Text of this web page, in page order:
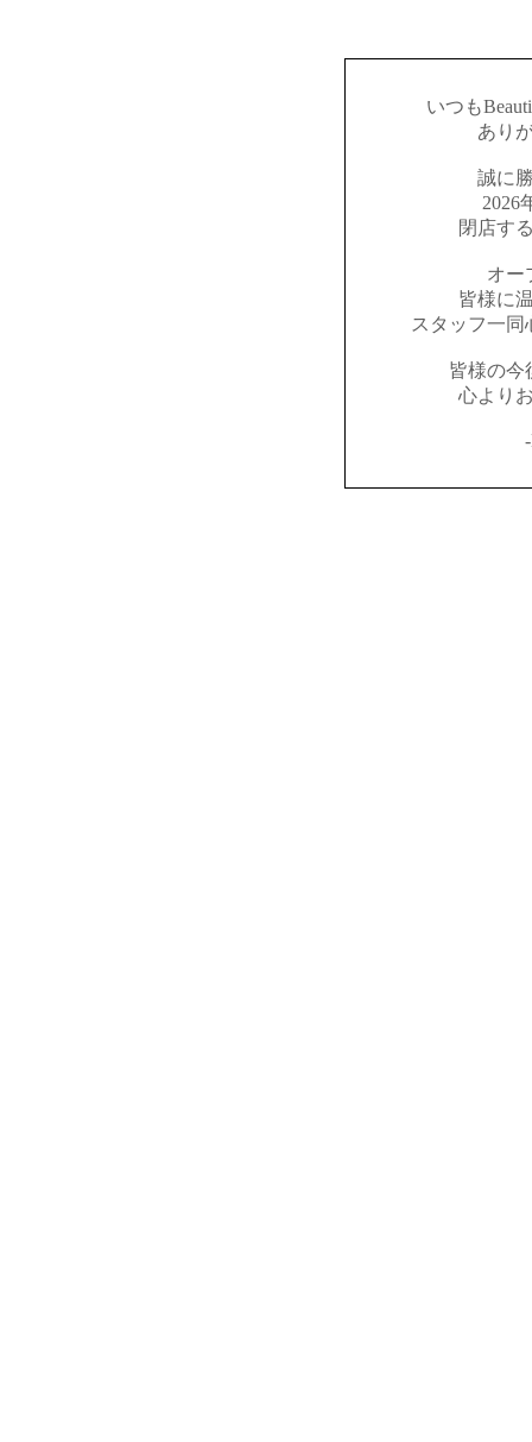
いつも
あり
誠に
2026
閉店す
オー
皆様に
スタッフ一
皆様の今
心より